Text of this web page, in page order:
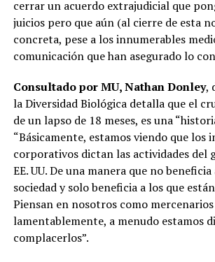
cerrar un acuerdo extrajudicial que
juicios pero que aún (al cierre de esta
concreta, pese a los innumerables
comunicación que han asegurado lo
Consultado por MU, Nathan Donley,
la Diversidad Biológica detalla que el
de un lapso de 18 meses, es una
“Básicamente, estamos viendo que los
corporativos dictan las actividades del
EE. UU. De una manera que no
sociedad y solo beneficia a los que
Piensan en nosotros como mercenarios
lamentablemente, a menudo estamos
complacerlos”.